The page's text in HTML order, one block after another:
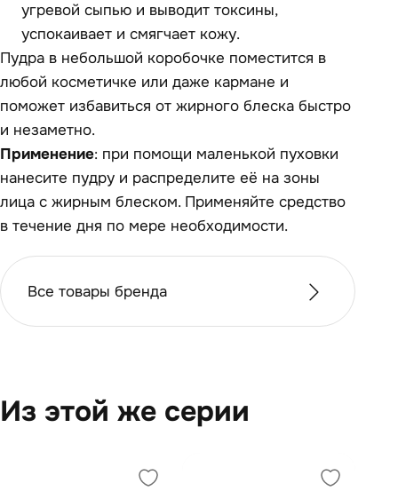
угревой сыпью и выводит токсины,
успокаивает и смягчает кожу.
Пудра в небольшой коробочке поместится в
любой косметичке или даже кармане и
поможет избавиться от жирного блеска быстро
и незаметно.
Применение: при помощи маленькой пуховки
нанесите пудру и распределите её на зоны
лица с жирным блеском. Применяйте средство
в течение дня по мере необходимости.
Все товары бренда
Из этой же серии